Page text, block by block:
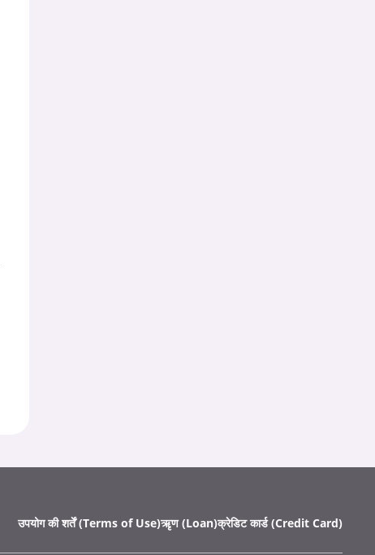
उपयोग की शर्तें (Terms of Use)ऋृण (Loan)क्रेडिट कार्ड (Credit Card)